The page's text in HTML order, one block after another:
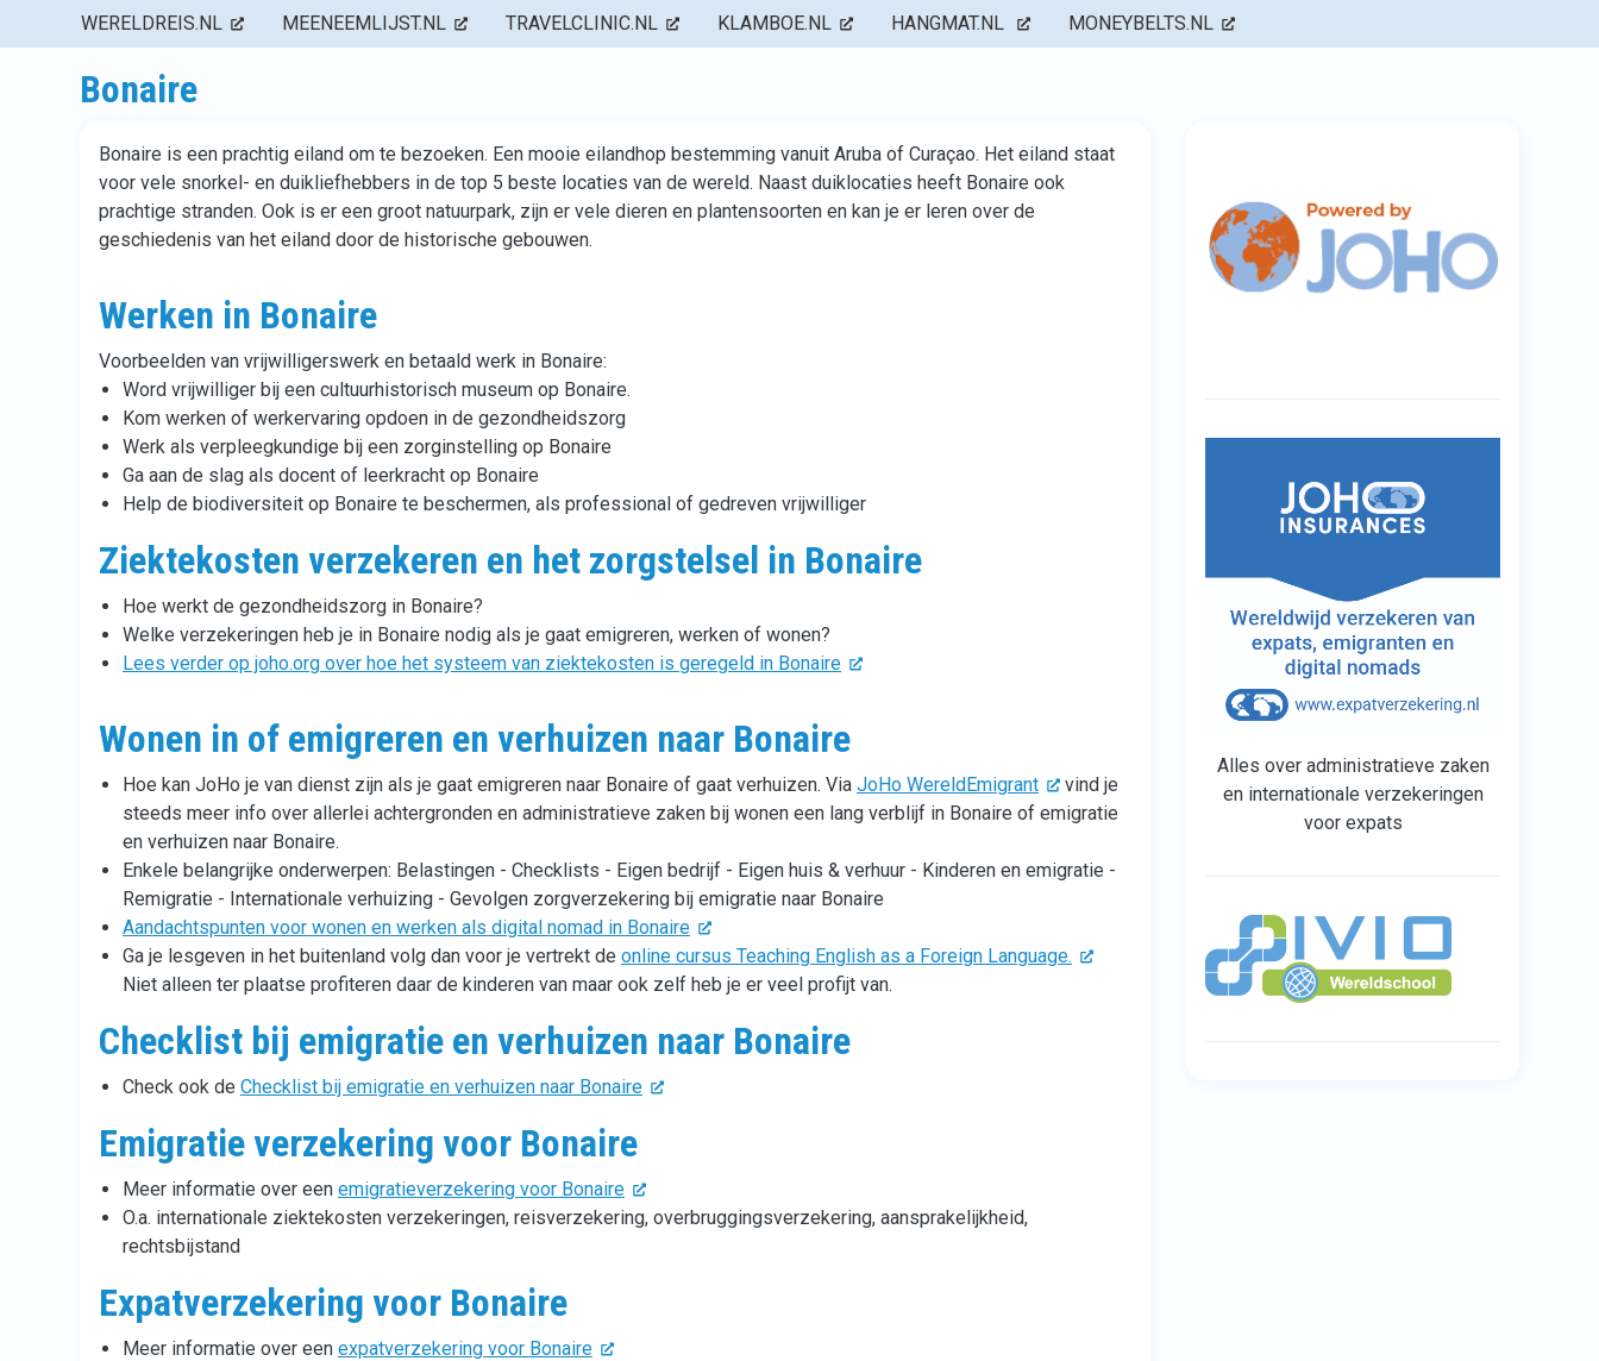
WERELDREIS.NL MEENEEMLIJST.NL TRAVELCLINIC.NL KLAMBOE.NL HANGMAT.NL MONEYBELTS.NL
Bonaire
Bonaire is een prachtig eiland om te bezoeken. Een mooie eilandhop bestemming vanuit Aruba of Curaçao. Het eiland staat
voor vele snorkel- en duikliefhebbers in de top 5 beste locaties van de wereld. Naast duiklocaties heeft Bonaire ook
prachtige stranden. Ook is er een groot natuurpark, zijn er vele dieren en plantensoorten en kan je er leren over de
geschiedenis van het eiland door de historische gebouwen.
Werken in Bonaire
Voorbeelden van vrijwilligerswerk en betaald werk in Bonaire:
Word vrijwilliger bij een cultuurhistorisch museum op Bonaire.
Kom werken of werkervaring opdoen in de gezondheidszorg
Werk als verpleegkundige bij een zorginstelling op Bonaire
Ga aan de slag als docent of leerkracht op Bonaire
Help de biodiversiteit op Bonaire te beschermen, als professional of gedreven vrijwilliger
Ziektekosten verzekeren en het zorgstelsel in Bonaire
Hoe werkt de gezondheidszorg in Bonaire?
Welke verzekeringen heb je in Bonaire nodig als je gaat emigreren, werken of wonen?
Lees verder op joho.org over hoe het systeem van ziektekosten is geregeld in Bonaire
Wonen in of emigreren en verhuizen naar Bonaire
Hoe kan JoHo je van dienst zijn als je gaat emigreren naar Bonaire of gaat verhuizen. Via JoHo WereldEmigrant
vind je
steeds meer info over allerlei achtergronden en administratieve zaken bij wonen een lang verblijf in Bonaire of emigratie
en verhuizen naar Bonaire.
Enkele belangrijke onderwerpen: Belastingen - Checklists - Eigen bedrijf - Eigen huis & verhuur - Kinderen en emigratie -
Remigratie - Internationale verhuizing - Gevolgen zorgverzekering bij emigratie naar Bonaire
Aandachtspunten voor wonen en werken als digital nomad in Bonaire
Ga je lesgeven in het buitenland volg dan voor je vertrekt de online cursus Teaching English as a Foreign Language.
Niet alleen ter plaatse profiteren daar de kinderen van maar ook zelf heb je er veel profijt van.
Checklist bij emigratie en verhuizen naar Bonaire
Check ook de Checklist bij emigratie en verhuizen naar Bonaire
Emigratie verzekering voor Bonaire
Meer informatie over een emigratieverzekering voor Bonaire
O.a. internationale ziektekosten verzekeringen, reisverzekering, overbruggingsverzekering, aansprakelijkheid,
rechtsbijstand
Expatverzekering voor Bonaire
Meer informatie over een expatverzekering voor Bonaire
Alles over administratieve zaken
en internationale verzekeringen
voor expats